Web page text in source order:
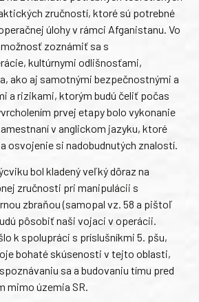
zručností, ktoré sú potrebné
úlohy v rámci Afganistanu. Vo
zoznámiť sa s
kultúrnymi odlišnosťami,
ako aj samotnými bezpečnostnými a
a rizikami, ktorým budú čeliť počas
prvej etapy bolo vykonanie
v anglickom jazyku, ktoré
osvojenie si nadobudnutých znalostí.
bol kladený veľký dôraz na
zručnosti pri manipulácii s
zbraňou (samopal vz. 58 a pištoľ
pôsobiť naši vojaci v operácii.
k spolupráci s príslušníkmi 5. pšu,
bohaté skúsenosti v tejto oblasti,
sa a budovaniu tímu pred
mimo územia SR.